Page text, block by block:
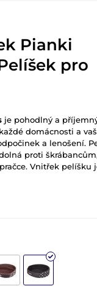
Pianki
pro
je pohodlný a
domácnosti a
a lenošení.
proti
Vnitřek pelíšku